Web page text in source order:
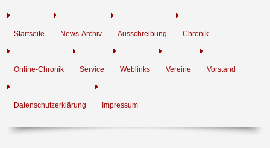
Startseite News-Archiv Ausschreibung Chronik
Online-Chronik Service Weblinks Vereine Vorstand
Datenschutzerklärung Impressum